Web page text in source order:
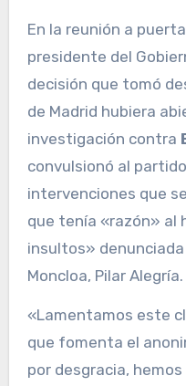
En la reunión a
presidente del
decisión que tomó
de Madrid hubiera
investigación contra
convulsionó al
intervenciones que
que tenía «razón» al
insultos»
Moncloa, Pilar Alegría.
«Lamentamos este
que fomenta el
por desgracia,